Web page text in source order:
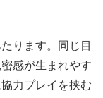
ります。同じ目
感が生まれやす
力プレイを挟む